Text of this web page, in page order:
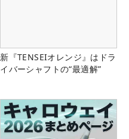
新『TENSEIオレンジ』はドラ
イバーシャフトの“最適解”